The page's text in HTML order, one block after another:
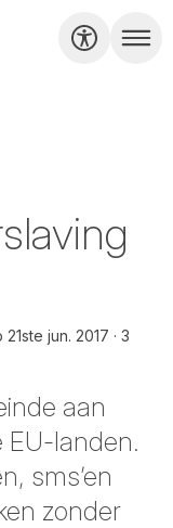
21ste jun. 2017
3
aan
EU-landen.
sms’en
zonder